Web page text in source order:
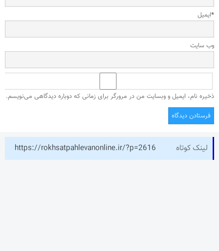
ایمیل*
وب‌ سایت
ذخیره نام، ایمیل و وبسایت من در مرورگر برای زمانی که دوباره دیدگاهی می‌نویسم.
لینک کوتاه https://rokhsatpahlevanonline.ir/?p=2616